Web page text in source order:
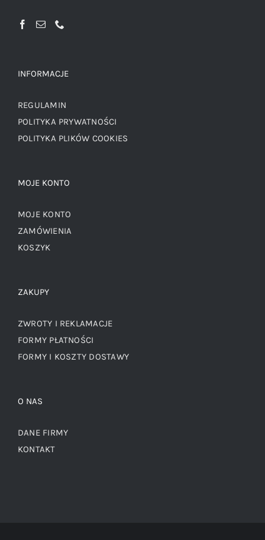
INFORMACJE
REGULAMIN
POLITYKA PRYWATNOŚCI
POLITYKA PLIKÓW COOKIES
MOJE KONTO
MOJE KONTO
ZAMÓWIENIA
KOSZYK
ZAKUPY
ZWROTY I REKLAMACJE
FORMY PŁATNOŚCI
FORMY I KOSZTY DOSTAWY
O NAS
DANE FIRMY
KONTAKT